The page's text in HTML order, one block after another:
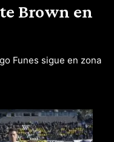
Brown en
Funes sigue en zona